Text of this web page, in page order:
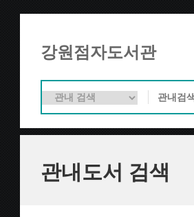
강원점자도서관
관내도서 검색